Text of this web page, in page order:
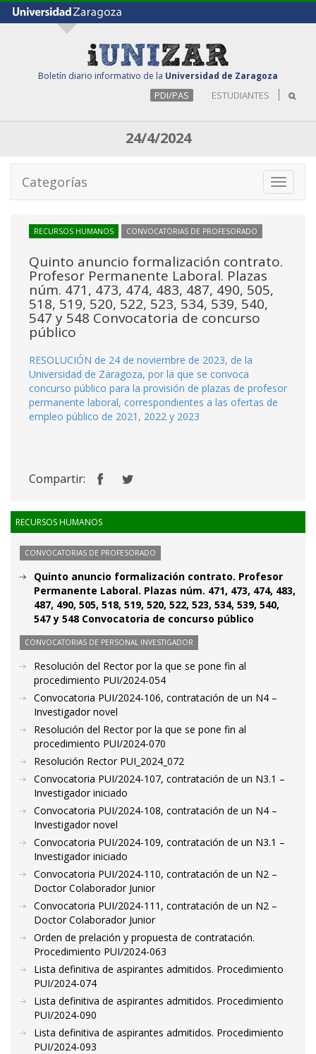
Boletín diario informativo de la Universidad de Zaragoza
PDI/PAS ESTUDIANTES
24/4/2024
Toggle
Categorías
RECURSOS HUMANOS CONVOCATORIAS DE PROFESORADO
Quinto anuncio formalización contrato.
Profesor Permanente Laboral. Plazas
núm. 471, 473, 474, 483, 487, 490, 505,
518, 519, 520, 522, 523, 534, 539, 540,
547 y 548 Convocatoria de concurso
público
RESOLUCIÓN de 24 de noviembre de 2023, de la
Universidad de Zaragoza, por la que se convoca
concurso público para la provisión de plazas de profesor
permanente laboral, correspondientes a las ofertas de
empleo público de 2021, 2022 y 2023
Compartir:
RECURSOS HUMANOS
CONVOCATORIAS DE PROFESORADO
Quinto anuncio formalización contrato. Profesor
Permanente Laboral. Plazas núm. 471, 473, 474, 483,
487, 490, 505, 518, 519, 520, 522, 523, 534, 539, 540,
547 y 548 Convocatoria de concurso público
CONVOCATORIAS DE PERSONAL INVESTIGADOR
Resolución del Rector por la que se pone fin al
procedimiento PUI/2024-054
Convocatoria PUI/2024-106, contratación de un N4 –
Investigador novel
Resolución del Rector por la que se pone fin al
procedimiento PUI/2024-070
Resolución Rector PUI_2024_072
Convocatoria PUI/2024-107, contratación de un N3.1 –
Investigador iniciado
Convocatoria PUI/2024-108, contratación de un N4 –
Investigador novel
Convocatoria PUI/2024-109, contratación de un N3.1 –
Investigador iniciado
Convocatoria PUI/2024-110, contratación de un N2 –
Doctor Colaborador Junior
Convocatoria PUI/2024-111, contratación de un N2 –
Doctor Colaborador Junior
Orden de prelación y propuesta de contratación.
Procedimiento PUI/2024-063
Lista definitiva de aspirantes admitidos. Procedimiento
PUI/2024-074
Lista definitiva de aspirantes admitidos. Procedimiento
PUI/2024-090
Lista definitiva de aspirantes admitidos. Procedimiento
PUI/2024-093